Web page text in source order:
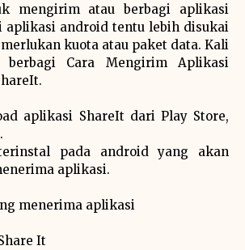
mengirim atau berbagi aplikasi
aplikasi android tentu lebih disukai
kuota atau paket data. Kali
Cara Mengirim Aplikasi
aplikasi ShareIt dari Play Store,
pada android yang akan
aplikasi.
menerima aplikasi
It